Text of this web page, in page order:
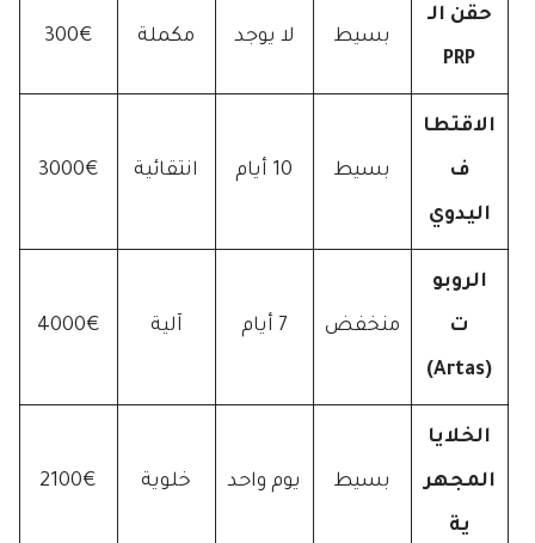
حقن الـ
PRP
بسيط لا يوجد مكملة 300€
الاقتطا
ف
اليدوي
بسيط 10 أيام انتقائية 3000€
الروبو
ت
(Artas)
منخفض 7 أيام آلية 4000€
الخلايا
المجهر
ية
بسيط يوم واحد خلوية 2100€